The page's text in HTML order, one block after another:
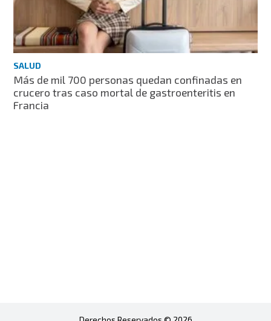
SALUD
Más de mil 700 personas quedan confinadas en
crucero tras caso mortal de gastroenteritis en
Francia